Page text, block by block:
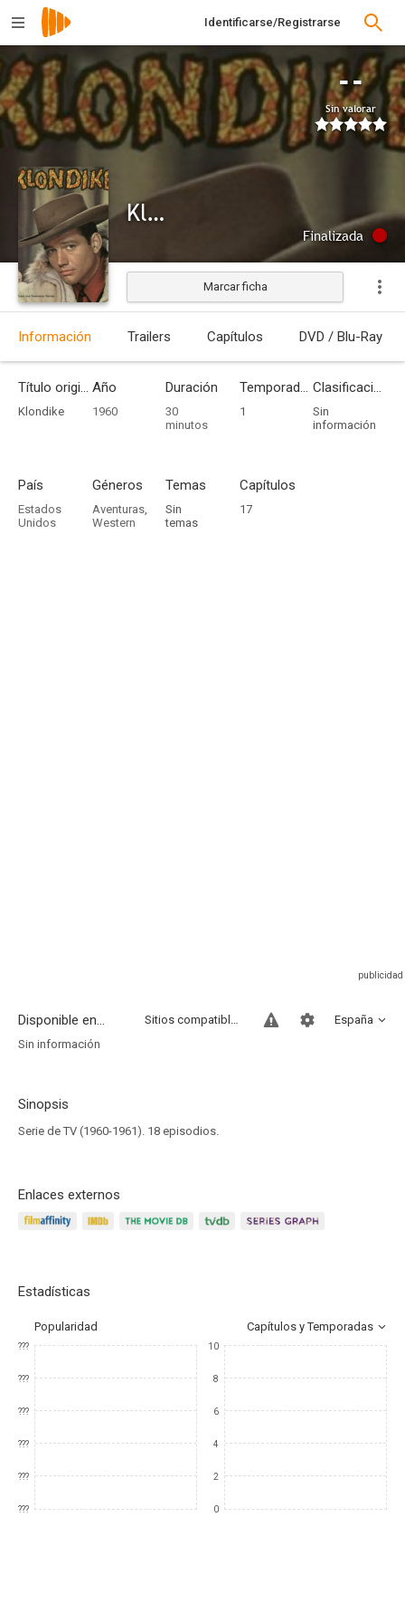
Identificarse/Registrarse
--
Sin valorar
Klondike
Finalizada
Marcar ficha
Información Trailers Capítulos DVD / Blu-Ray
Título original
Klondike
Año
1960
Duración
30
minutos
Temporadas
1
Clasificación por edades
Sin
información
País
Estados
Unidos
Géneros
Aventuras,
Western
Temas
Sin
temas
Capítulos
17
Disponible en... España
Sitios compatibles
Sin información
Sinopsis
Serie de TV (1960-1961). 18 episodios.
Enlaces externos
Estadísticas
Popularidad Capítulos y Temporadas
???
???
???
???
???
???
10
8
6
4
2
0